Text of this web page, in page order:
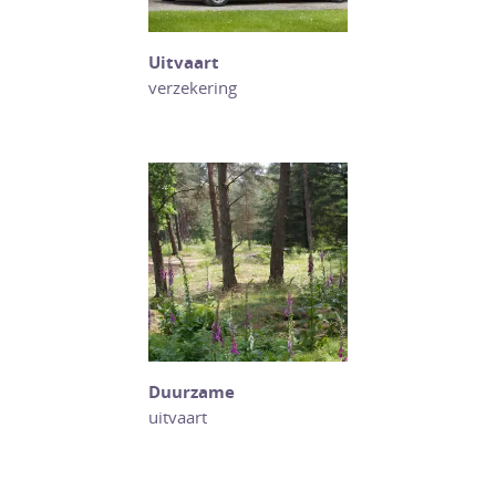
Uitvaart
verzekering
Duurzame
uitvaart